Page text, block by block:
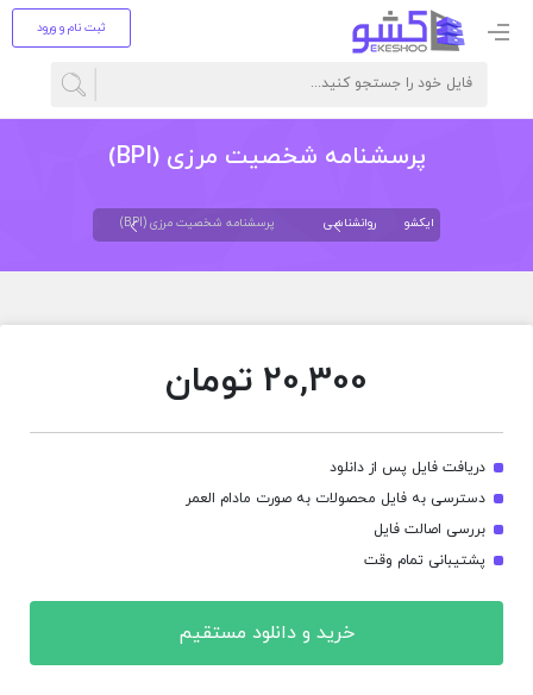
ثبت نام و ورود
پرسشنامه شخصیت مرزی (BPI)
ایکشو روانشناسی پرسشنامه شخصیت مرزی (BPI)
20,300 تومان
دریافت فایل پس از دانلود
دسترسی به فایل محصولات به صورت مادام العمر
بررسی اصالت فایل
پشتیبانی تمام وقت
خرید و دانلود مستقیم